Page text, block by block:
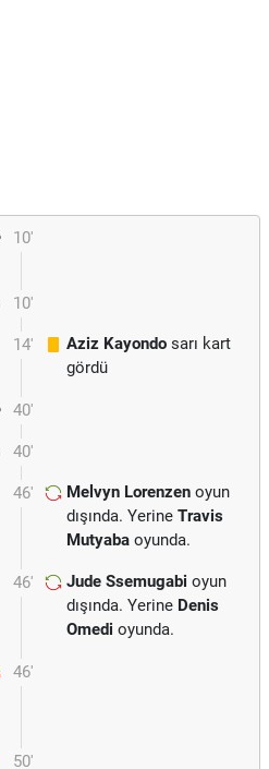
10'
10'
14' Aziz Kayondo sarı kart
gördü
40'
40'
46' Melvyn Lorenzen oyun
dışında. Yerine Travis
Mutyaba oyunda.
46' Jude Ssemugabi oyun
dışında. Yerine Denis
Omedi oyunda.
46'
50'